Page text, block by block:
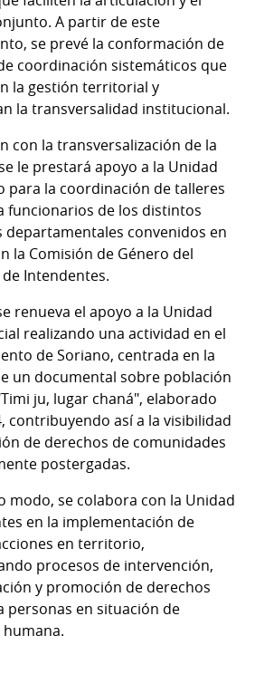
A partir de este
se prevé la conformación de
coordinación sistemáticos que
la gestión territorial y
la transversalidad institucional.
con la transversalización de la
le prestará apoyo a la Unidad
para la coordinación de talleres
funcionarios de los distintos
departamentales convenidos en
la Comisión de Género del
Intendentes.
renueva el apoyo a la Unidad
realizando una actividad en el
de Soriano, centrada en la
un documental sobre población
ju, lugar chaná", elaborado
contribuyendo así a la visibilidad
de derechos de comunidades
postergadas.
modo, se colabora con la Unidad
en la implementación de
en territorio,
procesos de intervención,
y promoción de derechos
personas en situación de